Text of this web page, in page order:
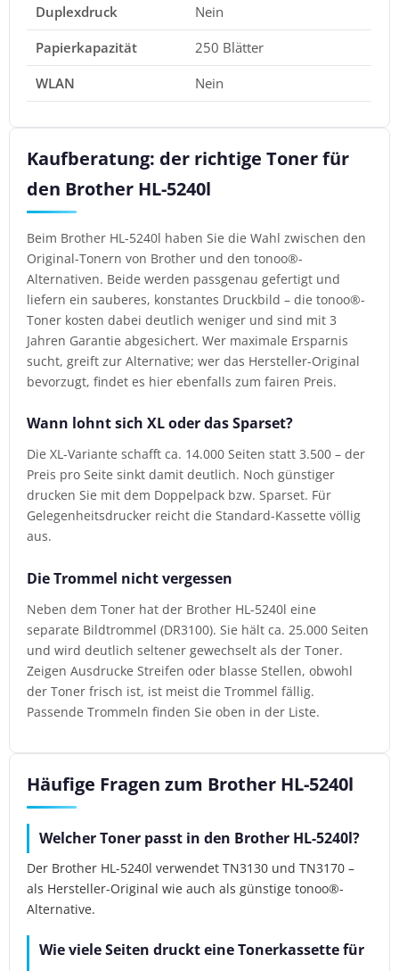
Duplexdruck
Nein
Papierkapazität
250 Blätter
WLAN
Nein
Kaufberatung: der richtige Toner für
den Brother HL-5240l
Beim Brother HL-5240l haben Sie die Wahl zwischen den
Original-Tonern von Brother und den tonoo®-
Alternativen. Beide werden passgenau gefertigt und
liefern ein sauberes, konstantes Druckbild – die tonoo®-
Toner kosten dabei deutlich weniger und sind mit 3
Jahren Garantie abgesichert. Wer maximale Ersparnis
sucht, greift zur Alternative; wer das Hersteller-Original
bevorzugt, findet es hier ebenfalls zum fairen Preis.
Wann lohnt sich XL oder das Sparset?
Die XL-Variante schafft ca. 14.000 Seiten statt 3.500 – der
Preis pro Seite sinkt damit deutlich. Noch günstiger
drucken Sie mit dem Doppelpack bzw. Sparset. Für
Gelegenheitsdrucker reicht die Standard-Kassette völlig
aus.
Die Trommel nicht vergessen
Neben dem Toner hat der Brother HL-5240l eine
separate Bildtrommel (DR3100). Sie hält ca. 25.000 Seiten
und wird deutlich seltener gewechselt als der Toner.
Zeigen Ausdrucke Streifen oder blasse Stellen, obwohl
der Toner frisch ist, ist meist die Trommel fällig.
Passende Trommeln finden Sie oben in der Liste.
Häufige Fragen zum Brother HL-5240l
Welcher Toner passt in den Brother HL-5240l?
Der Brother HL-5240l verwendet TN3130 und TN3170 –
als Hersteller-Original wie auch als günstige tonoo®-
Alternative.
Wie viele Seiten druckt eine Tonerkassette für